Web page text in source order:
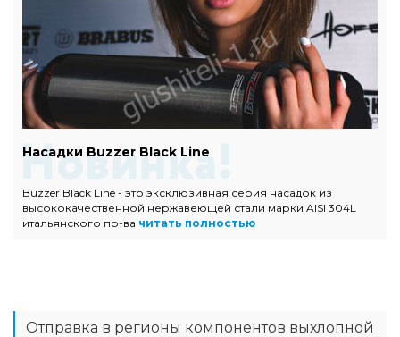
Насадки Buzzer Black Line
Buzzer Black Line - это эксклюзивная серия насадок из
высококачественной нержавеющей стали марки AISI 304L
итальянского пр-ва читать полностью
Отправка в регионы компонентов выхлопной